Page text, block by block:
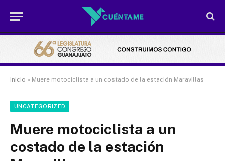
Inicio » Muere motociclista a un costado de la estación Maravillas
UNCATEGORIZED
Muere motociclista a un
costado de la estación